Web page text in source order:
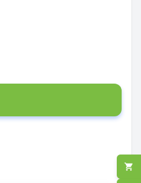
shopping_cart